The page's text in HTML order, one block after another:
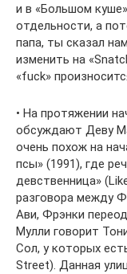
и в «Большом
отдельности, а
папа, ты сказал
изменить на
«fuck»
• На протяжении
обсуждают Деву
очень похож на
псы» (1991), где
девственница»
разговора между
Ави, Фрэнки
Мулли говорит
Сол, у которых
Street). Данная